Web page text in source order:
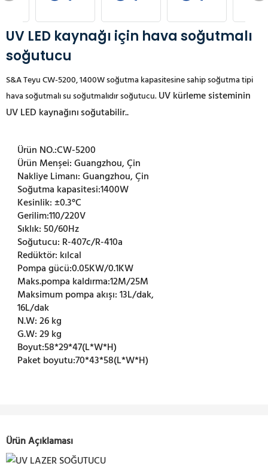
UV LED kaynağı için hava soğutmalı
soğutucu
S&A Teyu CW-5200, 1400W soğutma kapasitesine sahip soğutma tipi
hava soğutmalı su soğutmalıdır soğutucu.UV kürleme sisteminin
UV LED kaynağınısoğutabilir..
Ürün NO.:CW-5200
Ürün Menşei:Guangzhou, Çin
Nakliye Limanı:Guangzhou, Çin
Soğutma kapasitesi:1400W
Kesinlik:±0.3°C
Gerilim:110/220V
Sıklık:50/60Hz
Soğutucu: R-407c/R-410a
Redüktör: kılcal
Pompa gücü:0.05KW/0.1KW
Maks.pompa kaldırma:12M/25M
Maksimum pompa akışı:13L/dak,
16L/dak
N.W:26 kg
G.W:29 kg
Boyut:58*29*47(L*W*H)
Paket boyutu:70*43*58(L*W*H)
Ürün Açıklaması